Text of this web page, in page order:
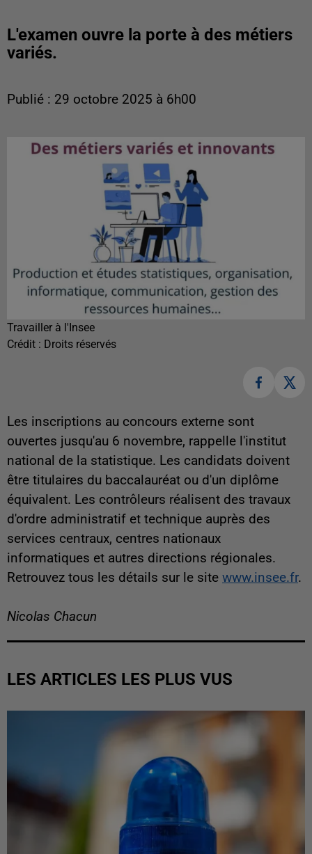
L'examen ouvre la porte à des métiers
variés.
Publié : 29 octobre 2025 à 6h00
Travailler à l'Insee
Crédit : Droits réservés
Les inscriptions au concours externe sont
ouvertes jusqu'au 6 novembre, rappelle l'institut
national de la statistique. Les candidats doivent
être titulaires du baccalauréat ou d'un diplôme
équivalent. Les contrôleurs réalisent des travaux
d'ordre administratif et technique auprès des
services centraux, centres nationaux
informatiques et autres directions régionales.
Retrouvez tous les détails sur le site www.insee.fr.
Nicolas Chacun
LES ARTICLES LES PLUS VUS